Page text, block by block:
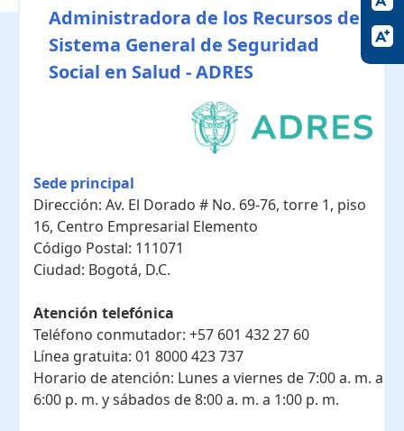
Administradora de los Recursos del
Sistema General de Seguridad
Social en Salud - ADRES
Sede principal
Dirección: Av. El Dorado # No. 69-76, torre 1, piso
16, Centro Empresarial Elemento
Código Postal: 111071
Ciudad: Bogotá, D.C.
Atención telefónica
Teléfono conmutador: +57 601 432 27 60
Línea gratuita: 01 8000 423 737
Horario de atención: Lunes a viernes de 7:00 a. m. a
6:00 p. m. y sábados de 8:00 a. m. a 1:00 p. m.